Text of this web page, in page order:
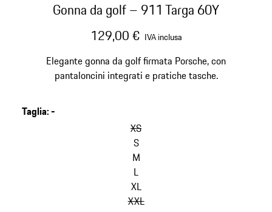
Gonna da golf – 911 Targa 60Y
129,00 € IVA inclusa
Elegante gonna da golf firmata Porsche, con
pantaloncini integrati e pratiche tasche.
Taglia:-
XS
S
M
L
XL
XXL